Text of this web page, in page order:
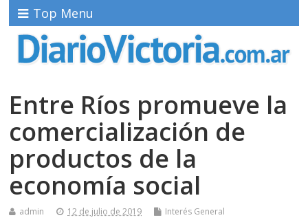
Top Menu
Entre Ríos promueve la
comercialización de
productos de la
economía social
admin 12 de julio de 2019 Interés General